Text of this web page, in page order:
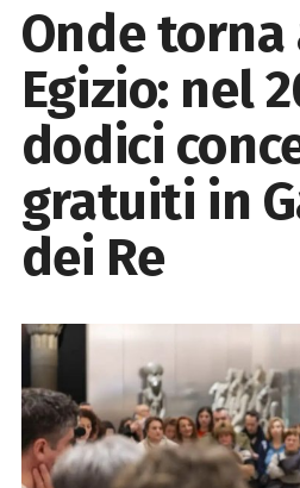
Onde torna
Egizio: nel
dodici
gratuiti in
dei Re